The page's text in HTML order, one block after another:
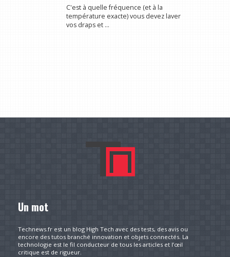
C'est à quelle fréquence (et à la
température exacte) vous devez laver
vos draps et ...
Un mot
Technews.fr est un blog High Tech avec des tests, des avis ou
encore des tutos branché innovation et objets connectés. La
technologie est le fil conducteur de tous les articles et l’œil
critique est de rigueur.